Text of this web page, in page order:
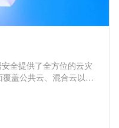
全提供了全方位的云灾
盖公共云、混合云以及
据丢失而带来的业务影